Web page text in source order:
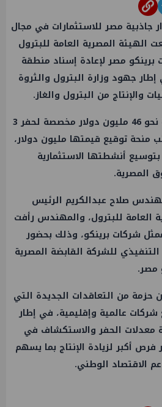
مصر للاستثمارات في مجال
الهيئة المصرية العامة للبترول
مصر لإعادة إسناد منطقة
جهود وزارة البترول والثروة
والإنتاج من البترول والغاز.
تبلغ استثمارات الاتفاقية نحو 46 مليون دولار مخصصة لحفر 3
منحة توقيع قيمتها مليون دولار،
أنشطتها الاستثمارية
المصرية.
صلاح عبدالكريم الرئيس
العامة للبترول، والمهندس رأفت
شركات برينكو، وذلك بحضور
للشركة القابضة المصرية
مصر.
حزمة من التعاقدات الجديدة التي
عالمية وإقليمية، في إطار
معدلات الحفر والاستكشاف في
فرص أكبر لزيادة الإنتاج بما يسهم
الاقتصاد الوطني.